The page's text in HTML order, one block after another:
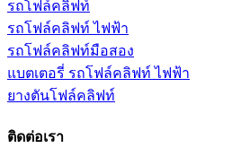
รถโฟล์คลิฟท์
รถโฟล์คลิฟท์ ไฟฟ้า
รถโฟล์คลิฟท์มือสอง
แบตเตอรี่ รถโฟล์คลิฟท์ ไฟฟ้า
ยางตันโฟล์คลิฟท์
ติดต่อเรา